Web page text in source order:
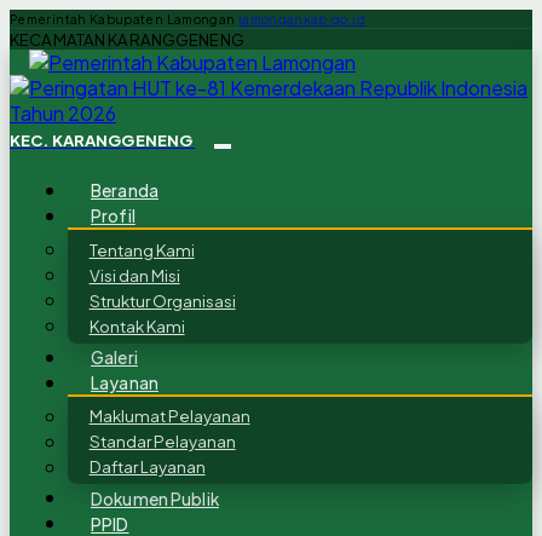
Pemerintah Kabupaten Lamongan lamongankab.go.id
KECAMATAN KARANGGENENG
KEC. KARANGGENENG
Beranda
Profil
Tentang Kami
Visi dan Misi
Struktur Organisasi
Kontak Kami
Galeri
Layanan
Maklumat Pelayanan
Standar Pelayanan
Daftar Layanan
Dokumen Publik
PPID